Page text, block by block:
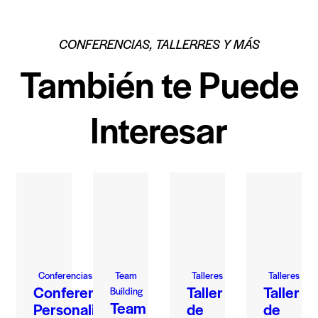
CONFERENCIAS, TALLERRES Y MÁS
También te Puede
Interesar
Conferencias
Conferencia
Personalizada
Team
Building
Team
Talleres
Taller
de
Talleres
Taller
de